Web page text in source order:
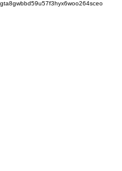
gta8gwbbd59u57f3hyx6woo264sceo